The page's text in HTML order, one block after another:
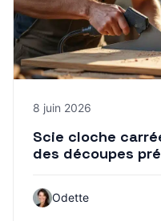
8 juin 2026
Scie cloche
des découpes
Odette